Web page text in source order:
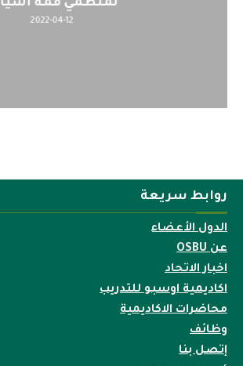
2022-04-12
روابط سريعة
الدول الأعضاء
عن OSBU
اخبار الاتحاد
اكاديمية اوسبو للتدريب
محاضرات الاكاديمية
وظائف
إتصل بنا